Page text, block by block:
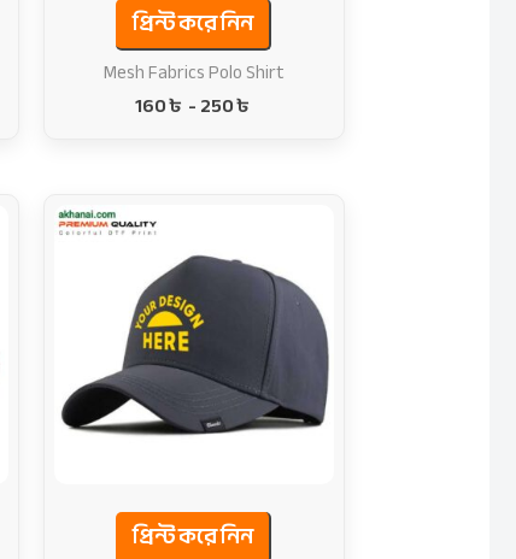
প্রিন্ট করে নিন
Mesh Fabrics Polo Shirt
160৳ -250৳
প্রিন্ট করে নিন